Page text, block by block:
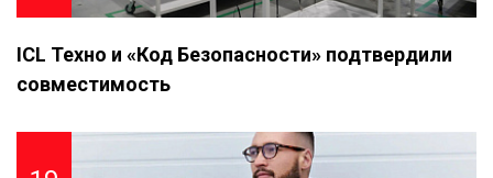
ICL Техно и «Код Безопасности» подтвердили
совместимость